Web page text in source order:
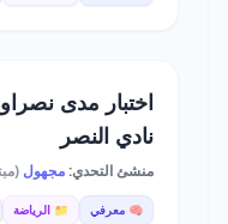
اختبار مدى
نادي النصر
منشئ التحدي:مجهول
🧠 معرفي 📁 الرياضة